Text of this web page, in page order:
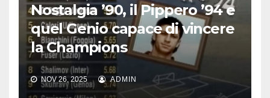
Nostalgia ’90, il Pippero ’94 e
quel Genio capace di vincere
la Champions
NOV 26, 2025 ADMIN